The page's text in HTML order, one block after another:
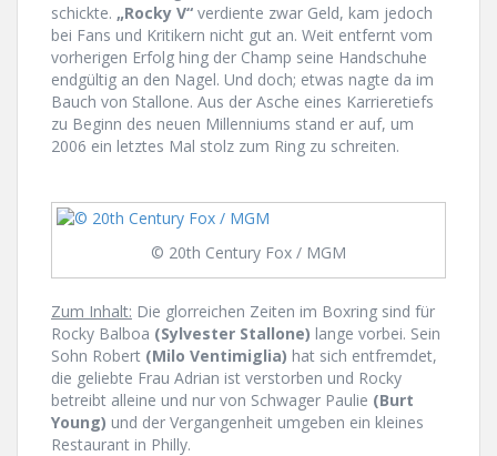
schickte. „Rocky V“ verdiente zwar Geld, kam jedoch
bei Fans und Kritikern nicht gut an. Weit entfernt vom
vorherigen Erfolg hing der Champ seine Handschuhe
endgültig an den Nagel. Und doch; etwas nagte da im
Bauch von Stallone. Aus der Asche eines Karrieretiefs
zu Beginn des neuen Millenniums stand er auf, um
2006 ein letztes Mal stolz zum Ring zu schreiten.
© 20th Century Fox / MGM
Zum Inhalt: Die glorreichen Zeiten im Boxring sind für
Rocky Balboa (Sylvester Stallone) lange vorbei. Sein
Sohn Robert (Milo Ventimiglia) hat sich entfremdet,
die geliebte Frau Adrian ist verstorben und Rocky
betreibt alleine und nur von Schwager Paulie (Burt
Young) und der Vergangenheit umgeben ein kleines
Restaurant in Philly.